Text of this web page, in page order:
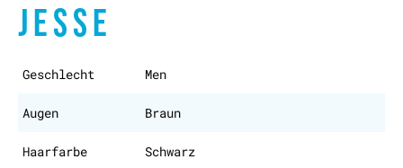
JESSE
Geschlecht Men
Augen Braun
Haarfarbe Schwarz